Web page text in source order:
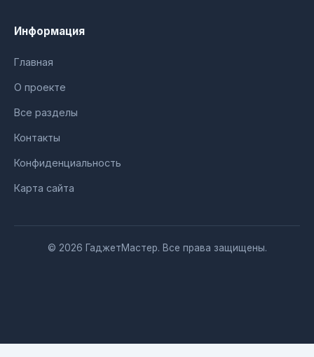
Информация
Главная
О проекте
Все разделы
Контакты
Конфиденциальность
Карта сайта
© 2026 ГаджетМастер. Все права защищены.